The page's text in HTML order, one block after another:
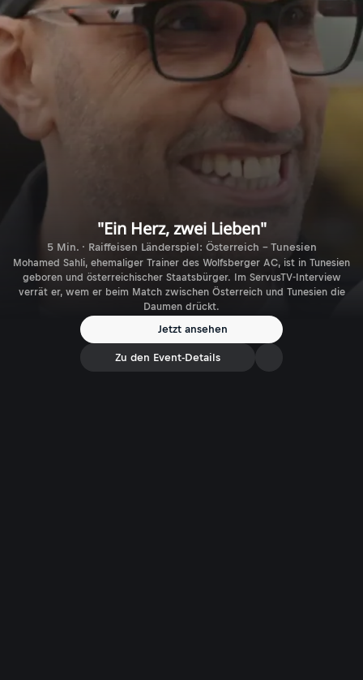
"Ein Herz, zwei Lieben"
5 Min. · Raiffeisen Länderspiel: Österreich - Tunesien
Mohamed Sahli, ehemaliger Trainer des Wolfsberger AC, ist in Tunesien
geboren und österreichischer Staatsbürger. Im ServusTV-Interview
verrät er, wem er beim Match zwischen Österreich und Tunesien die
Daumen drückt.
Jetzt ansehen
Zu den Event-Details